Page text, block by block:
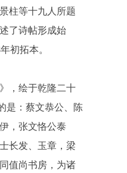
柱等十九人所题
了诗帖形成始
初拓本。
，绘于乾隆二十
是：蔡文恭公、陈
，张文恪公泰
长发、玉章，梁
值尚书房，为诸